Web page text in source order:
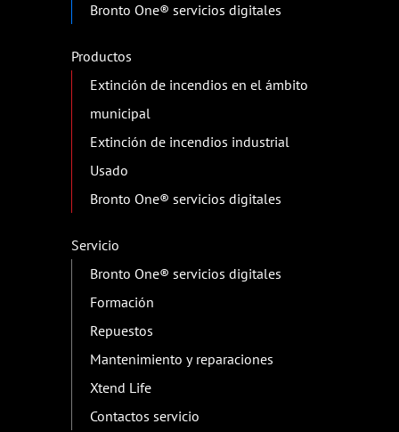
Bronto One® servicios digitales
Productos
Extinción de incendios en el ámbito
municipal
Extinción de incendios industrial
Usado
Bronto One® servicios digitales
Servicio
Bronto One® servicios digitales
Formación
Repuestos
Mantenimiento y reparaciones
Xtend Life
Contactos servicio